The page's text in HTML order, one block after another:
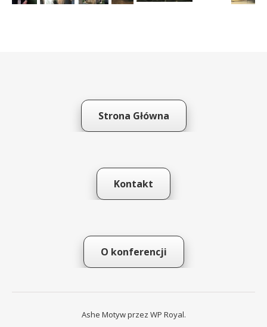
Strona Główna
Kontakt
O konferencji
Ashe Motyw przez WP Royal.